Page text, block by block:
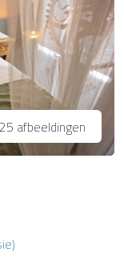
afbeeldingen
1
badkamers: 1
bij Casapilot
)